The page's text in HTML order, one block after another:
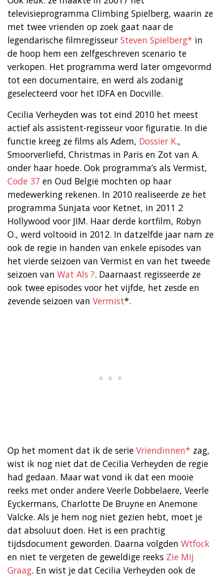
televisieprogramma Climbing Spielberg, waarin ze
met twee vrienden op zoek gaat naar de
legendarische filmregisseur Steven Spielberg* in
de hoop hem een zelfgeschreven scenario te
verkopen. Het programma werd later omgevormd
tot een documentaire, en werd als zodanig
geselecteerd voor het IDFA en Docville.
Cecilia Verheyden was tot eind 2010 het meest
actief als assistent-regisseur voor figuratie. In die
functie kreeg ze films als Adem, Dossier K.,
Smoorverliefd, Christmas in Paris en Zot van A.
onder haar hoede. Ook programma’s als Vermist,
Code 37 en Oud België mochten op haar
medewerking rekenen. In 2010 realiseerde ze het
programma Sunjata voor Ketnet, in 2011 2
Hollywood voor JIM. Haar derde kortfilm, Robyn
O., werd voltooid in 2012. In datzelfde jaar nam ze
ook de regie in handen van enkele episodes van
het vierde seizoen van Vermist en van het tweede
seizoen van Wat Als ?. Daarnaast regisseerde ze
ook twee episodes voor het vijfde, het zesde en
zevende seizoen van Vermist*.
Op het moment dat ik de serie Vriendinnen* zag,
wist ik nog niet dat de Cecilia Verheyden de regie
had gedaan. Maar wat vond ik dat een mooie
reeks met onder andere Veerle Dobbelaere, Veerle
Eyckermans, Charlotte De Bruyne en Anemone
Valcke. Als je hem nog niet gezien hebt, moet je
dat absoluut doen. Het is een prachtig
tijdsdocument geworden. Daarna volgden Wtfock
en niet te vergeten de geweldige reeks Zie Mij
Graag. En wist je dat Cecilia Verheyden ook de